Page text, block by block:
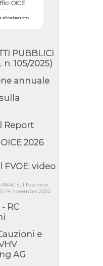
strategico
via
in calo
di
in Cdm
è legge:
riforma
PUBBLICI
105/2025)
annuale
Report
2026
FVOE: video
sul Fascicolo
14 novembre 2022
RC
e
AG